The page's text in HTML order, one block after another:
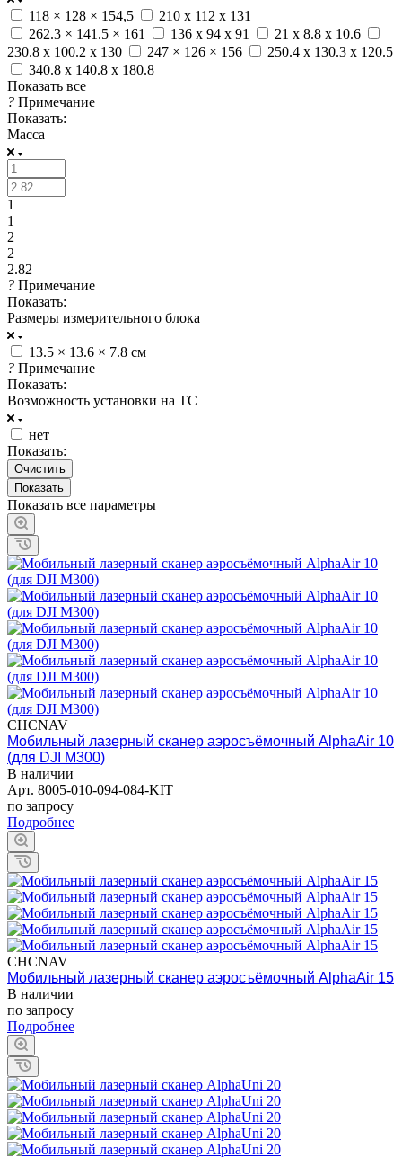
118 × 128 × 154,5
210 х 112 х 131
262.3 × 141.5 × 161
136 x 94 x 91
21 x 8.8 x 10.6
230.8 x 100.2 x 130
247 × 126 × 156
250.4 x 130.3 x 120.5
340.8 x 140.8 x 180.8
Показать все
? Примечание
Показать:
Масса
1
1
2
2
2.82
? Примечание
Показать:
Размеры измерительного блока
13.5 × 13.6 × 7.8 см
? Примечание
Показать:
Возможность установки на ТС
нет
Показать:
Очистить
Показать все параметры
CHCNAV
Мобильный лазерный сканер аэросъёмочный AlphaAir 10
(для DJI M300)
В наличии
Арт. 8005-010-094-084-KIT
по запросу
Подробнее
CHCNAV
Мобильный лазерный сканер аэросъёмочный AlphaAir 15
В наличии
по запросу
Подробнее